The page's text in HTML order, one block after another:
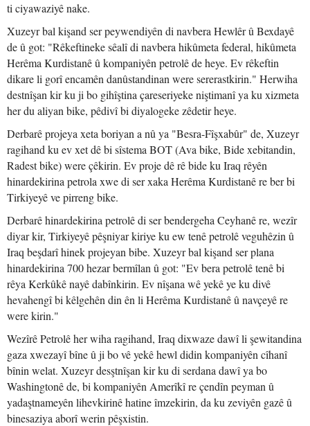
ti ciyawaziyê nake.
Xuzeyr bal kişand ser peywendiyên di navbera Hewlêr û Bexdayê
de û got: "Rêkeftineke sêalî di navbera hikûmeta federal, hikûmeta
Herêma Kurdistanê û kompaniyên petrolê de heye. Ev rêkeftin
dikare li gorî encamên danûstandinan were sererastkirin." Herwiha
destnîşan kir ku ji bo gihîştina çareseriyeke niştimanî ya ku xizmeta
her du aliyan bike, pêdivî bi diyalogeke zêdetir heye.
Derbarê projeya xeta boriyan a nû ya "Besra-Fîşxabûr" de, Xuzeyr
ragihand ku ev xet dê bi sîstema BOT (Ava bike, Bide xebitandin,
Radest bike) were çêkirin. Ev proje dê rê bide ku Iraq rêyên
hinardekirina petrola xwe di ser xaka Herêma Kurdistanê re ber bi
Tirkiyeyê ve pirreng bike.
Derbarê hinardekirina petrolê di ser bendergeha Ceyhanê re, wezîr
diyar kir, Tirkiyeyê pêşniyar kiriye ku ew tenê petrolê veguhêzin û
Iraq beşdarî hinek projeyan bibe. Xuzeyr bal kişand ser plana
hinardekirina 700 hezar bermîlan û got: "Ev bera petrolê tenê bi
rêya Kerkûkê nayê dabînkirin. Ev nîşana wê yekê ye ku divê
hevahengî bi kêlgehên din ên li Herêma Kurdistanê û navçeyê re
were kirin."
Wezîrê Petrolê her wiha ragihand, Iraq dixwaze dawî li şewitandina
gaza xwezayî bîne û ji bo vê yekê hewl didin kompaniyên cîhanî
bînin welat. Xuzeyr desştnîşan kir ku di serdana dawî ya bo
Washingtonê de, bi kompaniyên Amerîkî re çendîn peyman û
yadaştnameyên lihevkirinê hatine îmzekirin, da ku zeviyên gazê û
binesaziya aborî werin pêşxistin.